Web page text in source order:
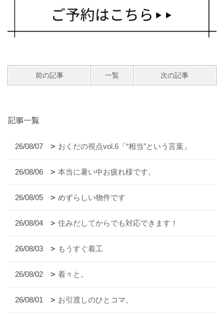
前の記事 一覧 次の記事
記事一覧
26/08/07 おくだの視点vol.6「“相当”という言葉」
26/08/06 本当に暑い中お疲れ様です。
26/08/05 めずらしい物件です
26/08/04 住みだしてからでも対応できます！
26/08/03 もうすぐ着工
26/08/02 着々と。
26/08/01 お引渡しのひとコマ。